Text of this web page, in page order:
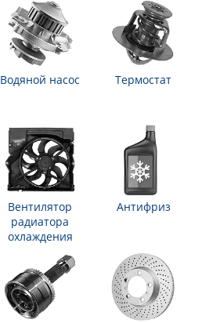
Водяной насос Термостат
Вентилятор
радиатора
охлаждения
Антифриз